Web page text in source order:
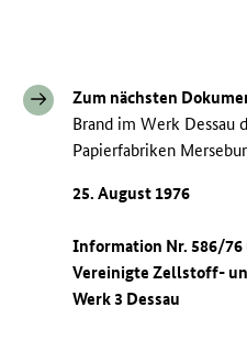
Zum nächsten
Brand im Werk Dessau
Papierfabriken
25. August 1976
Information Nr. 586/
Vereinigte Zellstoff-
Werk 3 Dessau